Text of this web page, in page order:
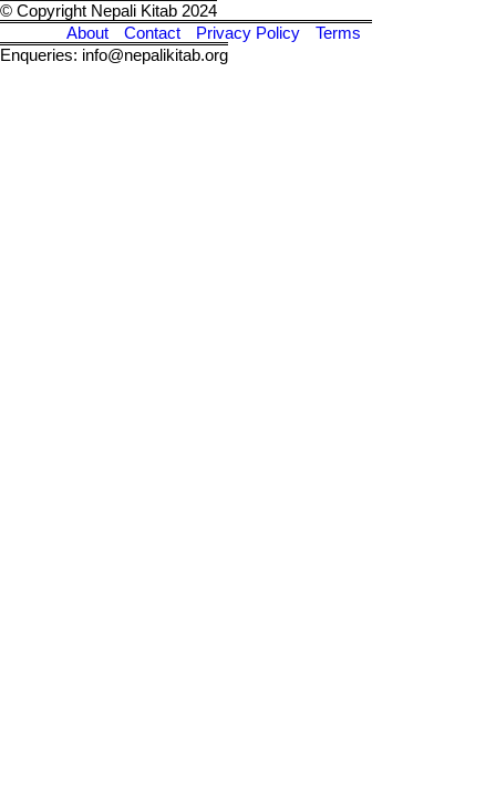
© Copyright Nepali Kitab 2024
About
Contact Privacy Policy
Terms
Enqueries: info@nepalikitab.org